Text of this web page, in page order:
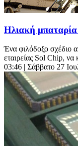
Ηλιακή
Ένα φιλόδοξο σχέδιο
εταιρείας Sol Chip,
03:46 | Σάββατο 27